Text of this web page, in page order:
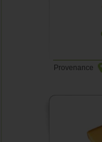
Provenance